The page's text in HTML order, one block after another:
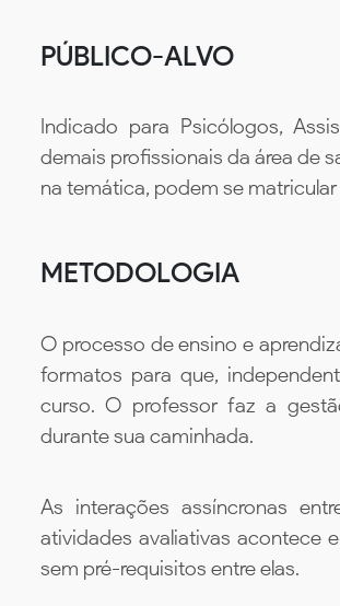
PÚBLICO-ALVO
Indicado para Psicólogos,
demais profissionais da área de
na temática, podem se
METODOLOGIA
O processo de ensino e
formatos para que,
curso. O professor faz a
durante sua caminhada.
As interações assíncronas
atividades avaliativas acontece
sem pré-requisitos entre elas.